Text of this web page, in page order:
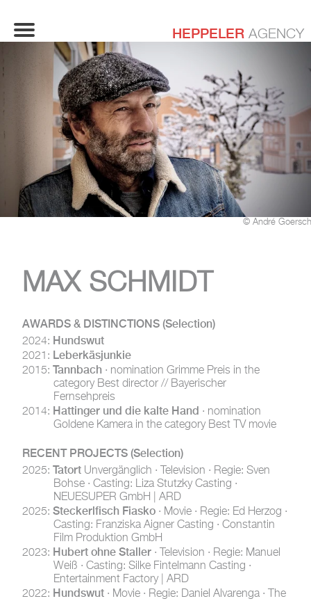
HEPPELER AGENCY
© André
MAX SCHMIDT
AWARDS & DISTINCTIONS (Selection)
2024: Hundswut
2021: Leberkäsjunkie
2015: Tannbach · nomination Grimme Preis in the
category Best director // Bayerischer
Fernsehpreis
2014: Hattinger und die kalte Hand · nomination
Goldene Kamera in the category Best TV movie
RECENT PROJECTS (Selection)
2025: Tatort Unvergänglich · Television · Regie: Sven
Bohse · Casting: Liza Stutzky Casting ·
NEUESUPER GmbH | ARD
2025: Steckerlfisch Fiasko · Movie · Regie: Ed Herzog ·
Casting: Franziska Aigner Casting · Constantin
Film Produktion GmbH
2023: Hubert ohne Staller · Television · Regie: Manuel
Weiß · Casting: Silke Fintelmann Casting ·
Entertainment Factory | ARD
2022: Hundswut · Movie · Regie: Daniel Alvarenga · The